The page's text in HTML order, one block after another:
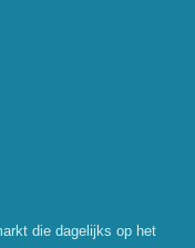
die dagelijks op het